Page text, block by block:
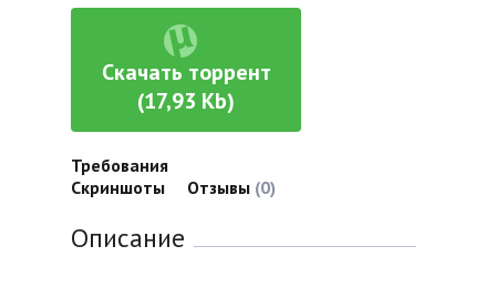
Скачать торрент
(17,93 Kb)
Требования
Скриншоты
Отзывы (0)
Описание